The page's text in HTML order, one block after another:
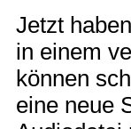
Jetzt
in einem
können
eine neue